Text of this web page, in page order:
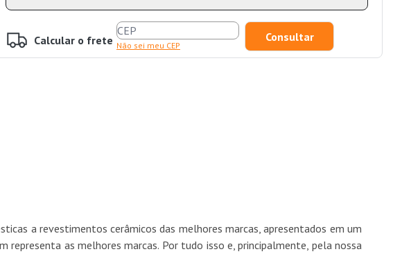
Calcular o frete Não sei meu CEP
a revestimentos cerâmicos das melhores marcas, apresentados em um
as melhores marcas. Por tudo isso e, principalmente, pela nossa